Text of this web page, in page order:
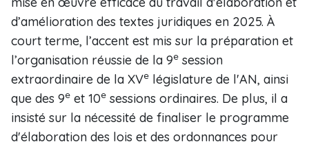
d’amélioration des textes juridiques en 2025. À
court terme, l’accent est mis sur la préparation et
l’organisation réussie de la 9e session
extraordinaire de la XVe législature de l'AN, ainsi
que des 9e et 10e sessions ordinaires. De plus, il a
insisté sur la nécessité de finaliser le programme
d'élaboration des lois et des ordonnances pour